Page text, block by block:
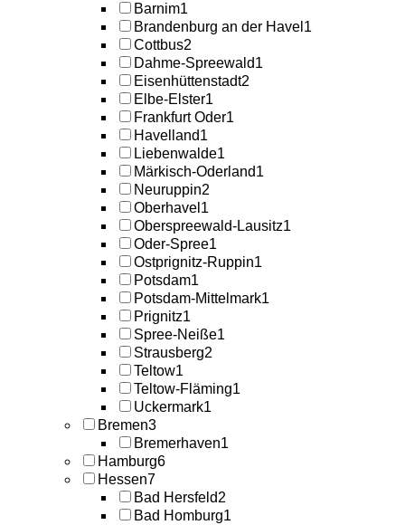
Barnim1
Brandenburg an der Havel 1
Cottbus2
Dahme-Spreewald1
Eisenhüttenstadt2
Elbe-Elster1
Frankfurt Oder1
Havelland1
Liebenwalde1
Märkisch-Oderland1
Neuruppin2
Oberhavel 1
Oberspreewald-Lausitz1
Oder-Spree1
Ostprignitz-Ruppin1
Potsdam1
Potsdam-Mittelmark1
Prignitz1
Spree-Neiße1
Strausberg2
Teltow1
Teltow-Fläming1
Uckermark1
Bremen3
Bremerhaven1
Hamburg6
Hessen7
Bad Hersfeld2
Bad Homburg1